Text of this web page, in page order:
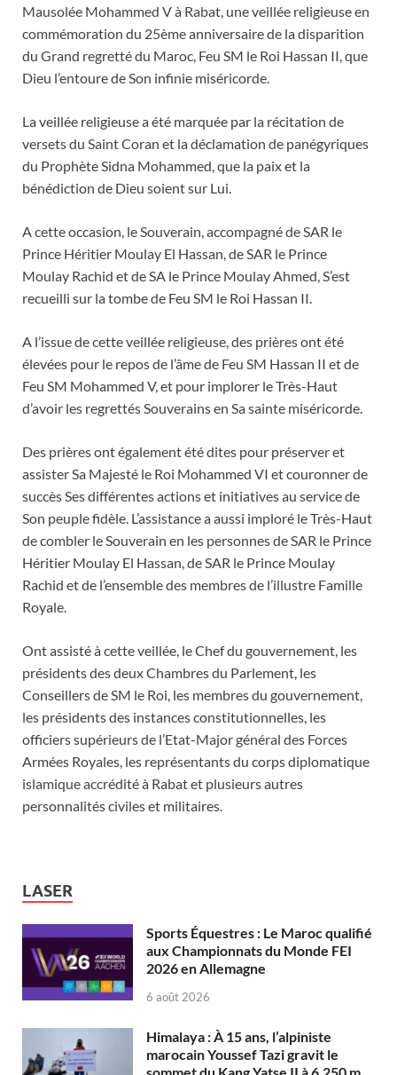
Mausolée Mohammed V à Rabat, une veillée religieuse en
commémoration du 25ème anniversaire de la disparition
du Grand regretté du Maroc, Feu SM le Roi Hassan II, que
Dieu l’entoure de Son infinie miséricorde.
La veillée religieuse a été marquée par la récitation de
versets du Saint Coran et la déclamation de panégyriques
du Prophète Sidna Mohammed, que la paix et la
bénédiction de Dieu soient sur Lui.
A cette occasion, le Souverain, accompagné de SAR le
Prince Héritier Moulay El Hassan, de SAR le Prince
Moulay Rachid et de SA le Prince Moulay Ahmed, S’est
recueilli sur la tombe de Feu SM le Roi Hassan II.
A l’issue de cette veillée religieuse, des prières ont été
élevées pour le repos de l’âme de Feu SM Hassan II et de
Feu SM Mohammed V, et pour implorer le Très-Haut
d’avoir les regrettés Souverains en Sa sainte miséricorde.
Des prières ont également été dites pour préserver et
assister Sa Majesté le Roi Mohammed VI et couronner de
succès Ses différentes actions et initiatives au service de
Son peuple fidèle. L’assistance a aussi imploré le Très-Haut
de combler le Souverain en les personnes de SAR le Prince
Héritier Moulay El Hassan, de SAR le Prince Moulay
Rachid et de l’ensemble des membres de l’illustre Famille
Royale.
Ont assisté à cette veillée, le Chef du gouvernement, les
présidents des deux Chambres du Parlement, les
Conseillers de SM le Roi, les membres du gouvernement,
les présidents des instances constitutionnelles, les
officiers supérieurs de l’Etat-Major général des Forces
Armées Royales, les représentants du corps diplomatique
islamique accrédité à Rabat et plusieurs autres
personnalités civiles et militaires.
LASER
Sports Équestres : Le Maroc qualifié
aux Championnats du Monde FEI
2026 en Allemagne
6 août 2026
Himalaya : À 15 ans, l’alpiniste
marocain Youssef Tazi gravit le